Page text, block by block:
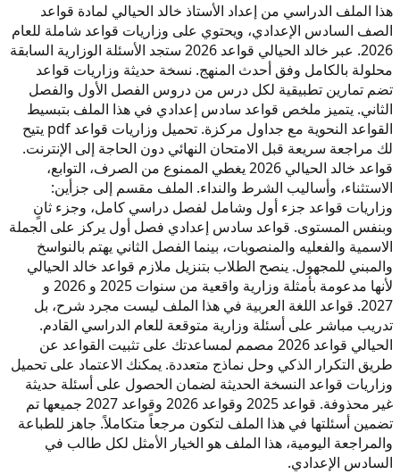
هذا الملف الدراسي من إعداد الأستاذ خالد الحيالي لمادة قواعد
الصف السادس الإعدادي، ويحتوي على وزاريات قواعد شاملة للعام
2026. عبر خالد الحيالي قواعد 2026 ستجد الأسئلة الوزارية السابقة
محلولة بالكامل وفق أحدث المنهج. نسخة حديثة وزاريات قواعد
تضم تمارين تطبيقية لكل درس من دروس الفصل الأول والفصل
الثاني. يتميز ملخص قواعد سادس إعدادي في هذا الملف بتبسيط
القواعد النحوية مع جداول مركزة. تحميل وزاريات قواعد pdf يتيح
لك مراجعة سريعة قبل الامتحان النهائي دون الحاجة إلى الإنترنت.
قواعد خالد الحيالي 2026 يغطي الممنوع من الصرف، التوابع،
الاستثناء، وأساليب الشرط والنداء. الملف مقسم إلى جزأين:
وزاريات قواعد جزء أول وشامل لفصل دراسي كامل، وجزء ثانٍ
وبنفس المستوى. قواعد سادس إعدادي فصل أول يركز على الجملة
الاسمية والفعليه والمنصوبات، بينما الفصل الثاني يهتم بالنواسخ
والمبني للمجهول. ينصح الطلاب بتنزيل ملازم قواعد خالد الحيالي
لأنها مدعومة بأمثلة وزارية واقعية من سنوات 2025 و 2026 و
2027. قواعد اللغة العربية في هذا الملف ليست مجرد شرح، بل
تدريب مباشر على أسئلة وزارية متوقعة للعام الدراسي القادم.
الحيالي قواعد 2026 مصمم لمساعدتك على تثبيت القواعد عن
طريق التكرار الذكي وحل نماذج متعددة. يمكنك الاعتماد على تحميل
وزاريات قواعد النسخة الحديثة لضمان الحصول على أسئلة حديثة
غير محذوفة. قواعد 2025 وقواعد 2026 وقواعد 2027 جميعها تم
تضمين أسئلتها في هذا الملف لتكون مرجعاً متكاملاً. جاهز للطباعة
والمراجعة اليومية، هذا الملف هو الخيار الأمثل لكل طالب في
السادس الإعدادي.